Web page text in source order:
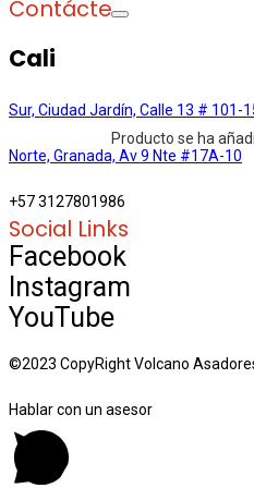
Producto se ha
Contáctenos
Cali
Sur, Ciudad Jardín, Calle 13 # 101-
Norte, Granada, Av 9 Nte #17A-10
+57 3127801986
Social Links
Facebook
Instagram
YouTube
©2023 CopyRight Volcano
Hablar con un asesor